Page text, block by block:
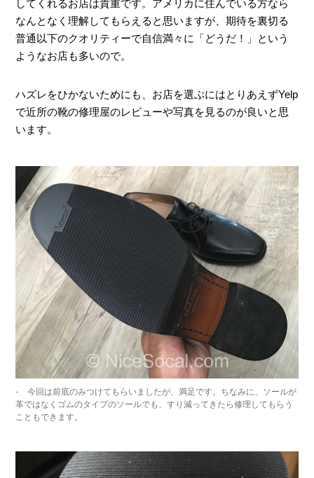
してくれるお店は貴重です。アメリカに住んでいる方なら
なんとなく理解してもらえると思いますが、期待を裏切る
普通以下のクオリティーで自信満々に「どうだ！」という
ようなお店も多いので。
ハズレをひかないためにも、お店を選ぶにはとりあえずYelp
で近所の靴の修理屋のレビューや写真を見るのが良いと思
います。
今回は前底のみつけてもらいましたが、満足です。ちなみに、ソールが
革ではなくゴムのタイプのソールでも、すり減ってきたら修理してもらう
こともできます。